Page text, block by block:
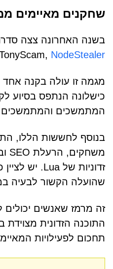
שחקנים מאיימים
בשנה האחרונה צצה
NodeStealer
המתמשכים
בנוסף לחששות הללו,
שהועלה הקשור לבעיה
תחכום לפעילויות